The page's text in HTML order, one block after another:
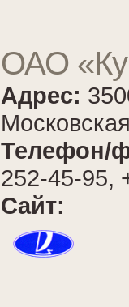
ОАО
Адрес:
Телефон/
252-45-95,
Сайт: